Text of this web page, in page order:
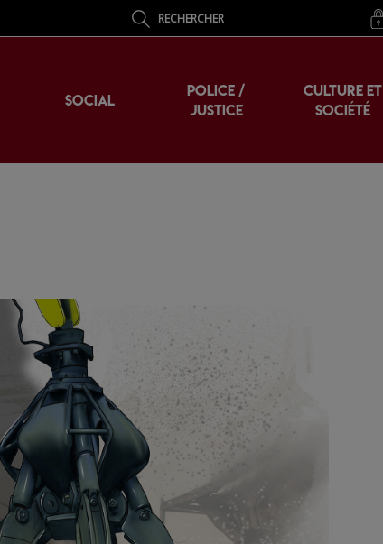
RECHERCHER
SOCIAL
POLICE /
JUSTICE
CULTURE ET
SOCIÉTÉ